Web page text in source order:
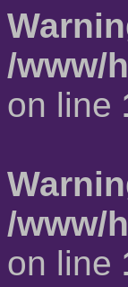
/www/
on line
/www/
on line